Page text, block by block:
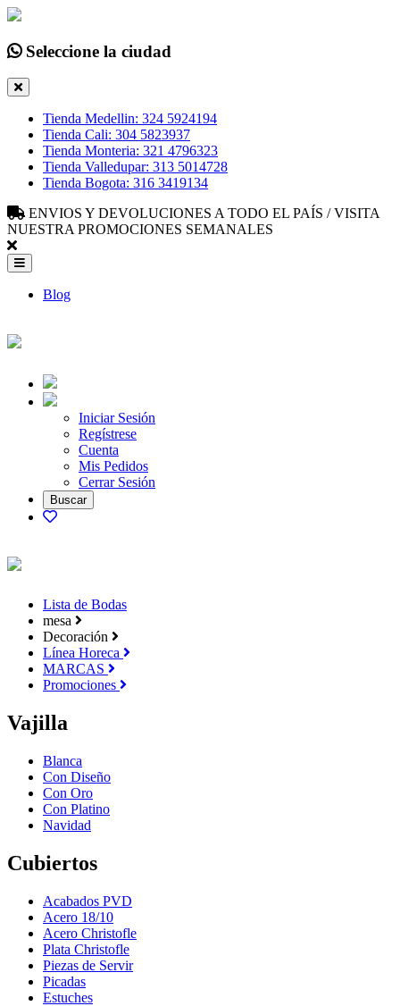
Seleccione la ciudad
Tienda Medellin: 324 5924194
Tienda Cali: 304 5823937
Tienda Monteria: 321 4796323
Tienda Valledupar: 313 5014728
Tienda Bogota: 316 3419134
ENVIOS Y DEVOLUCIONES A TODO EL PAÍS / VISITA
NUESTRA PROMOCIONES SEMANALES
Blog
Iniciar Sesión
Regístrese
Cuenta
Mis Pedidos
Cerrar Sesión
Lista de Bodas
mesa
Decoración
Línea Horeca
MARCAS
Promociones
Vajilla
Blanca
Con Diseño
Con Oro
Con Platino
Navidad
Cubiertos
Acabados PVD
Acero 18/10
Acero Christofle
Plata Christofle
Piezas de Servir
Picadas
Estuches